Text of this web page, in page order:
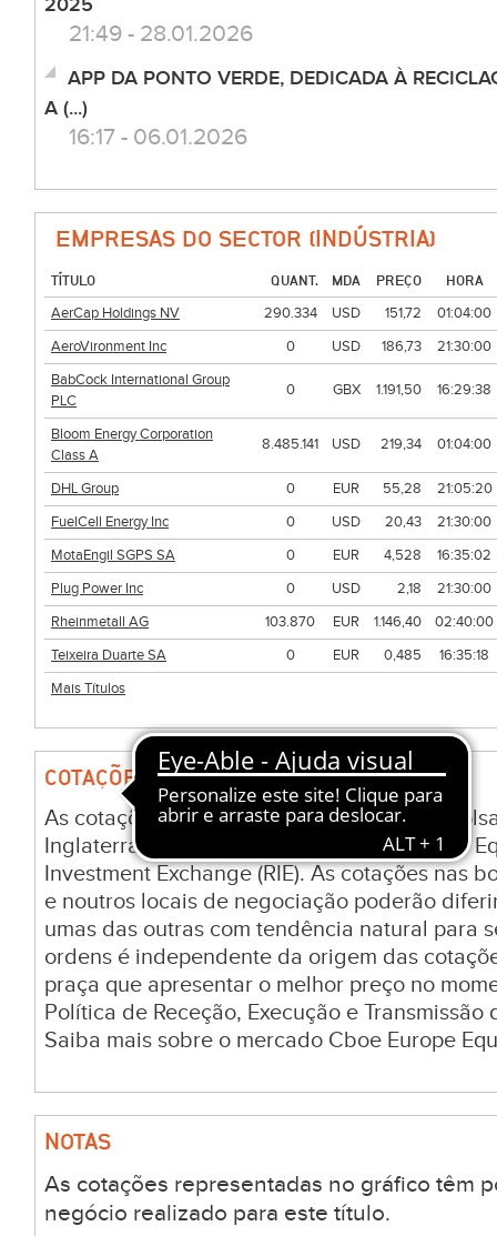
2025
21:49 - 28.01.2026
APP DA PONTO VERDE, DEDICADA À
A (...)
16:17 - 06.01.2026
EMPRESAS DO SECTOR (INDÚSTRIA)
TÍTULO QUANT. MDA PREÇO
HORA
AerCap Holdings NV
290.334 USD 151,72
01:04:00
AeroVironment Inc
0 USD 186,73
21:30:00
BabCock International Group
PLC
0 GBX 1.191,50 16:29:38
Bloom Energy Corporation
Class A
8.485.141 USD 219,34 01:04:00
DHL Group 0 EUR 55,28
21:05:20
FuelCell Energy Inc
0 USD 20,43
21:30:00
MotaEngil SGPS SA
0 EUR 4,528
16:35:02
Plug Power Inc
0 USD 2,18
21:30:00
Rheinmetall AG
103.870 EUR 1.146,40
02:40:00
Teixeira Duarte SA
0 EUR 0,485
16:35:18
Mais Títulos
COTAÇÕES E VARIAÇÕES DE ATIVOS
As cotações e valorizações de ativos nas
Inglaterra são fornecidas pela Cboe Europe
Investment Exchange (RIE). As cotações nas
e noutros locais de negociação poderão
umas das outras com tendência natural para
ordens é independente da origem das
praça que apresentar o melhor preço no
Política de Receção, Execução e Transmissão
Saiba mais sobre o mercado Cboe Europe
NOTAS
As cotações representadas no gráfico têm
negócio realizado para este título.